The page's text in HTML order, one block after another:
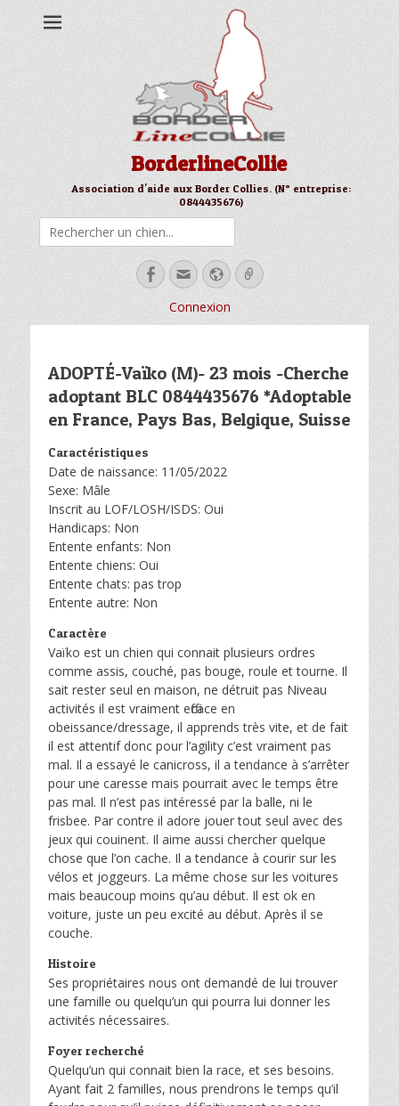
BorderlineCollie
Association d'aide aux Border Collies. (N° entreprise:
0844435676)
Facebook
EmailSite
web
Link
Connexion
ADOPTÉ-Vaïko (M)- 23 mois -Cherche
adoptant BLC 0844435676 *Adoptable
en France, Pays Bas, Belgique, Suisse
Caractéristiques
Date de naissance: 11/05/2022
Sexe: Mâle
Inscrit au LOF/LOSH/ISDS: Oui
Handicaps: Non
Entente enfants: Non
Entente chiens: Oui
Entente chats: pas trop
Entente autre: Non
Caractère
Vaïko est un chien qui connait plusieurs ordres
comme assis, couché, pas bouge, roule et tourne. Il
sait rester seul en maison, ne détruit pas Niveau
activités il est vraiment efficace en
obeissance/dressage, il apprends très vite, et de fait
il est attentif donc pour l’agility c’est vraiment pas
mal. Il a essayé le canicross, il a tendance à s’arrêter
pour une caresse mais pourrait avec le temps être
pas mal. Il n’est pas intéressé par la balle, ni le
frisbee. Par contre il adore jouer tout seul avec des
jeux qui couinent. Il aime aussi chercher quelque
chose que l’on cache. Il a tendance à courir sur les
vélos et joggeurs. La même chose sur les voitures
mais beaucoup moins qu’au début. Il est ok en
voiture, juste un peu excité au début. Après il se
couche.
Histoire
Ses propriétaires nous ont demandé de lui trouver
une famille ou quelqu’un qui pourra lui donner les
activités nécessaires.
Foyer recherché
Quelqu’un qui connait bien la race, et ses besoins.
Ayant fait 2 familles, nous prendrons le temps qu’il